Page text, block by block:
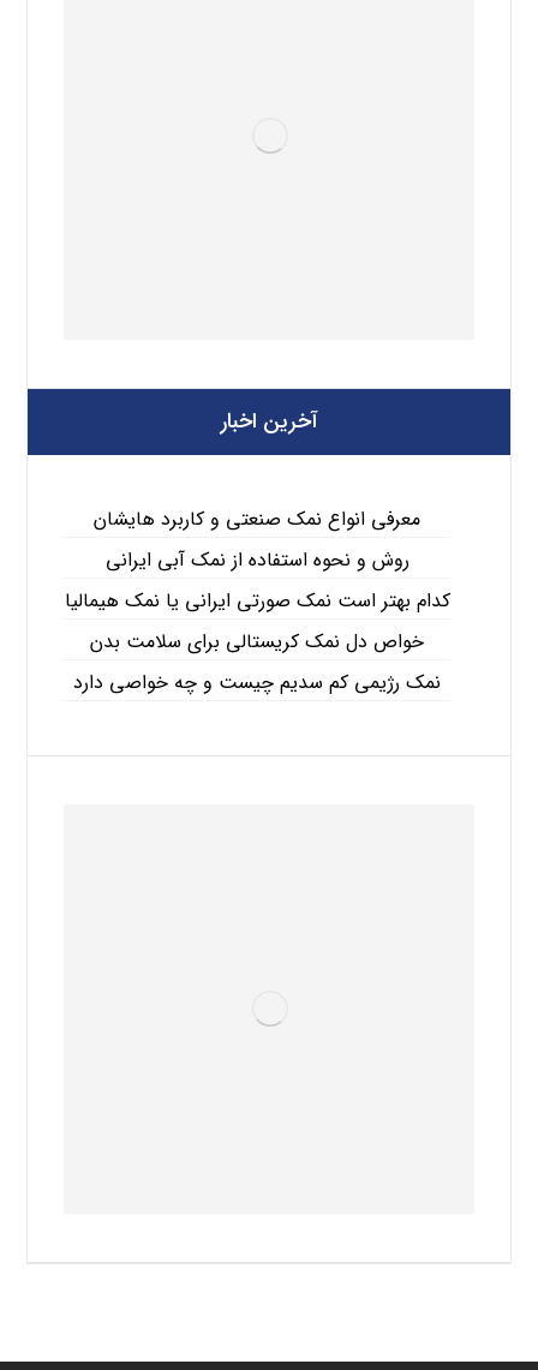
آخرین اخبار
معرفی انواع نمک صنعتی و کاربرد هایشان
روش و نحوه استفاده از نمک آبی ایرانی
کدام بهتر است نمک صورتی ایرانی یا نمک هیمالیا
خواص دل نمک کریستالی برای سلامت بدن
نمک رژیمی کم سدیم چیست و چه خواصی دارد